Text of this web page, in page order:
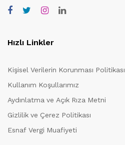
Hızlı Linkler
Kişisel Verilerin Korunması Politikası
Kullanım Koşullarımız
Aydınlatma ve Açık Rıza Metni
Gizlilik ve Çerez Politikası
Esnaf Vergi Muafiyeti